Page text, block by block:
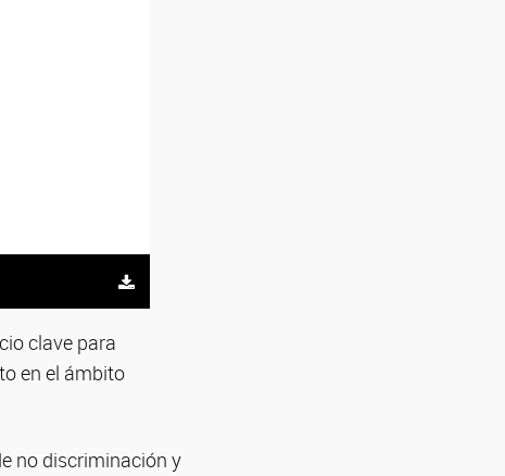
clave para
en el ámbito
no discriminación y